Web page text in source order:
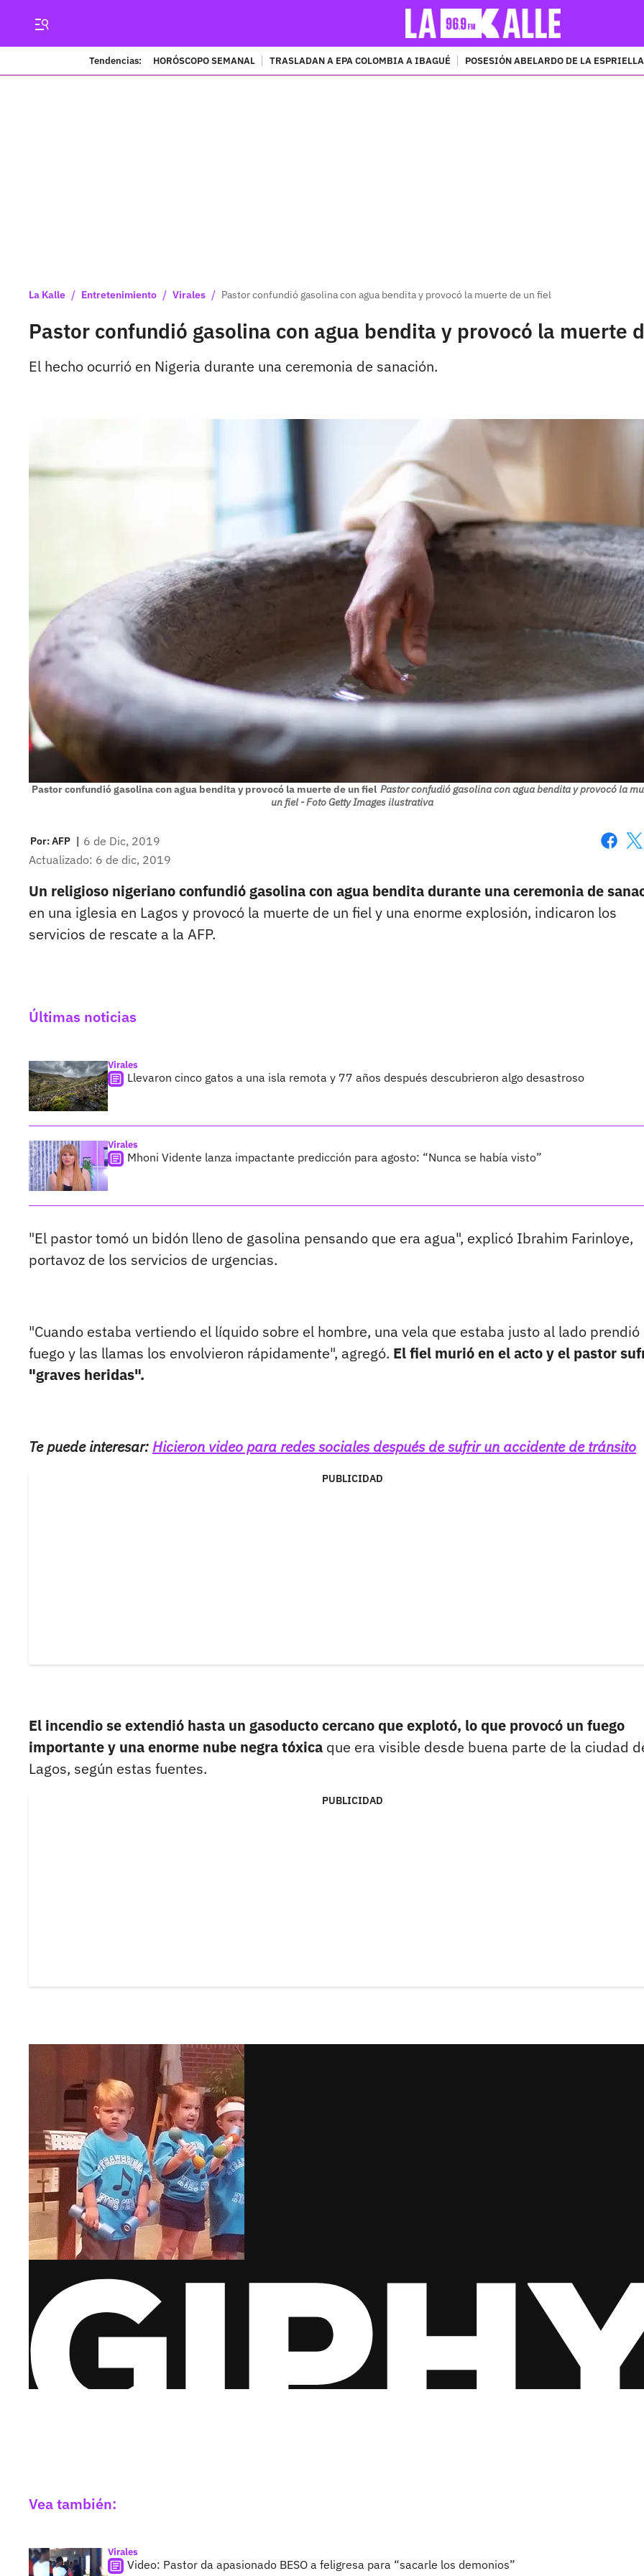
Tendencias: HORÓSCOPO SEMANAL TRASLADAN A EPA COLOMBIA A IBAGUÉ POSESIÓN ABELARDO DE LA ESPRIELLA
La Kalle / Entretenimiento / Virales / Pastor confundió gasolina con agua bendita y provocó la muerte de un fiel
Pastor confundió gasolina con agua bendita y provocó la muerte
El hecho ocurrió en Nigeria durante una ceremonia de sanación.
Pastor confundió gasolina con agua bendita y provocó la muerte de un fiel Pastor confudió gasolina con agua bendita y provocó la
un fiel - Foto Getty Images ilustrativa
Por:AFP | 6 de Dic, 2019
Actualizado: 6 de dic, 2019
Un religioso nigeriano confundió gasolina con agua bendita durante una ceremonia de
en una iglesia en Lagos y provocó la muerte de un fiel y una enorme explosión, indicaron los
servicios de rescate a la AFP.
Últimas noticias
Virales
Llevaron cinco gatos a una isla remota y 77 años después descubrieron algo desastroso
Virales
Mhoni Vidente lanza impactante predicción para agosto: “Nunca se había visto”
"El pastor tomó un bidón lleno de gasolina pensando que era agua", explicó Ibrahim Farinloye,
portavoz de los servicios de urgencias.
"Cuando estaba vertiendo el líquido sobre el hombre, una vela que estaba justo al lado prendió
fuego y las llamas los envolvieron rápidamente", agregó. El fiel murió en el acto y el pastor
"graves heridas".
Te puede interesar:Hicieron video para redes sociales después de sufrir un accidente de tránsito
PUBLICIDAD
El incendio se extendió hasta un gasoducto cercano que explotó, lo que provocó un fuego
importante y una enorme nube negra tóxica que era visible desde buena parte de la ciudad
Lagos, según estas fuentes.
PUBLICIDAD
Vea también:
Virales
Video: Pastor da apasionado BESO a feligresa para “sacarle los demonios”